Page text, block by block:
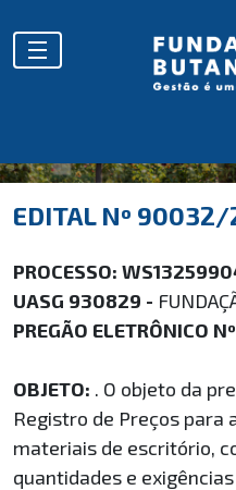
EDITAL Nº
PROCESSO:
UASG 930829 -
PREGÃO ELETRÔNICO Nº
OBJETO: . O objeto da
Registro de Preços para
materiais de escritório,
quantidades e